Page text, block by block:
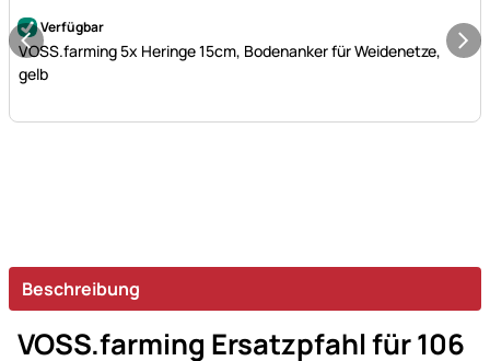
Noch keine Bewertungen abgegeben
Verfügbar
VOSS.farming 5x Heringe 15cm, Bodenanker für Weidenetze,
gelb
Beschreibung
VOSS.farming Ersatzpfahl für 106